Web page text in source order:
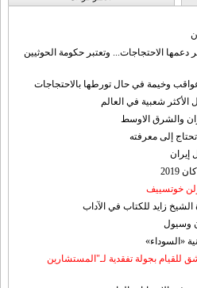
دعمها الاحتجاجات... وتعتبر حكومة الحوثيين
وخيمة في حال تورطها بالاحتجاجات
الأكثر شعبية في العالم
والشرق الاوسط
إلى معرفته
إيران
خوتسييف
زايد للكتاب في الآداب
وسيول
«السوداء»
للقيام بجولة تفقدية لـ"المستشارين